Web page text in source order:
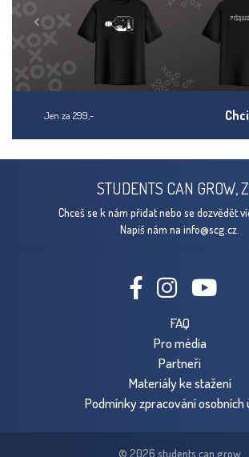
Jen za 299,-
Previous
STUDENTS CAN GROW,
Chceš se k nám přidat nebo se dozvědět
Napiš nám na info@scg.cz.
FAQ
Pro média
Partneři
Materiály ke stažení
Podmínky zpracování osobních
© 2026 students can grow